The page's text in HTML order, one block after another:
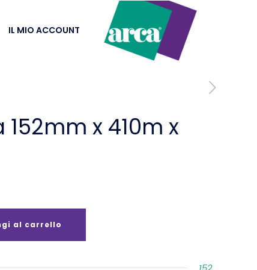
IL MIO ACCOUNT
152mm x 410m x
al carrello